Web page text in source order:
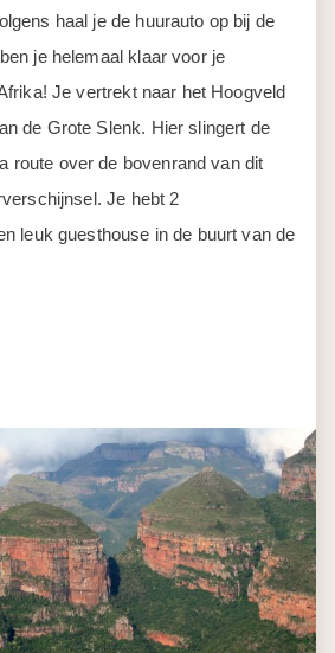
haal je de huurauto op bij de
je helemaal klaar voor je
Je vertrekt naar het Hoogveld
de Grote Slenk. Hier slingert de
route over de bovenrand van dit
Je hebt 2
leuk guesthouse in de buurt van de